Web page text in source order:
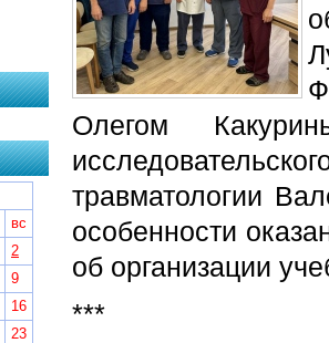
Олегом
травматологии
особенности
об организации
***
вс
2
9
16
23